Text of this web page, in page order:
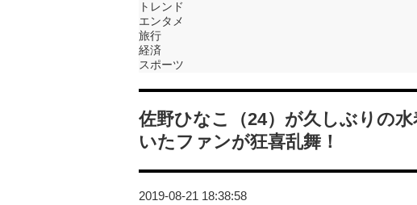
トレンド
エンタメ
旅行
経済
スポーツ
佐野ひなこ（24）が久しぶりの
いたファンが狂喜乱舞！
2019-08-21 18:38:58